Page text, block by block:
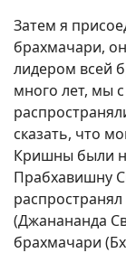
Затем я
брахмачари,
лидером всей
много лет, мы
сказать, что
Кришны были
Прабхавишну
(Джанананда
брахмачари